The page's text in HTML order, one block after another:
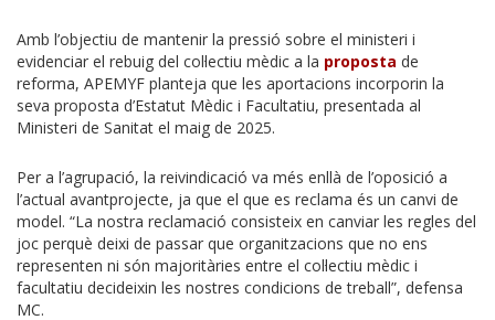
Amb l’objectiu de mantenir la pressió sobre el ministeri i
evidenciar el rebuig del col·lectiu mèdic a la proposta de
reforma, APEMYF planteja que les aportacions incorporin la
seva proposta d’Estatut Mèdic i Facultatiu, presentada al
Ministeri de Sanitat el maig de 2025.
Per a l’agrupació, la reivindicació va més enllà de l’oposició a
l’actual avantprojecte, ja que el que es reclama és un canvi de
model. “La nostra reclamació consisteix en canviar les regles del
joc perquè deixi de passar que organitzacions que no ens
representen ni són majoritàries entre el col·lectiu mèdic i
facultatiu decideixin les nostres condicions de treball”, defensa
MC.